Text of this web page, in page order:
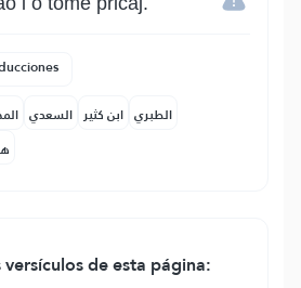
السعدي ابن كثير الطبري
de esta página: